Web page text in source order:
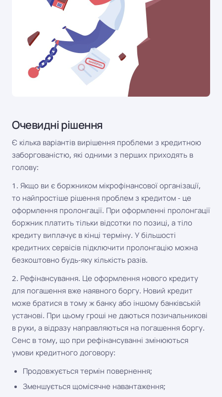
Очевидні рішення
Є кілька варіантів вирішення проблеми з кредитною
заборгованістю, які одними з перших приходять в
голову:
1. Якщо ви є боржником мікрофінансової організації,
то найпростіше рішення проблем з кредитом - це
оформлення пролонгації. При оформленні пролонгації
боржник платить тільки відсотки по позиці, а тіло
кредиту виплачує в кінці терміну. У більшості
кредитних сервісів підключити пролонгацію можна
безкоштовно будь-яку кількість разів.
2. Рефінансування. Це оформлення нового кредиту
для погашення вже наявного боргу. Новий кредит
може братися в тому ж банку або іншому банківській
установі. При цьому гроші не даються позичальникові
в руки, а відразу направляються на погашення боргу.
Сенс в тому, що при рефінансуванні змінюються
умови кредитного договору:
Продовжується термін повернення;
Зменшується щомісячне навантаження;